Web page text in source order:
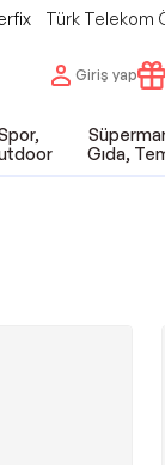
Türk Telekom
Giriş yap
Gıda,